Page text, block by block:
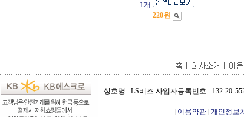
1개
220원
상호명 : LS비즈 사업자등록번호 : 132-20-
[이용약관] 개인정보